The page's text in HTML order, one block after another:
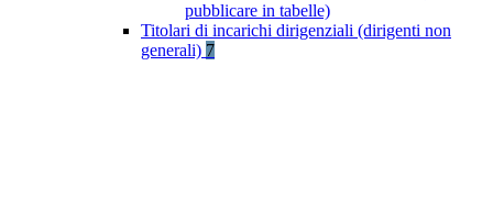
pubblicare in tabelle)
Titolari di incarichi dirigenziali (dirigenti non
generali) 7